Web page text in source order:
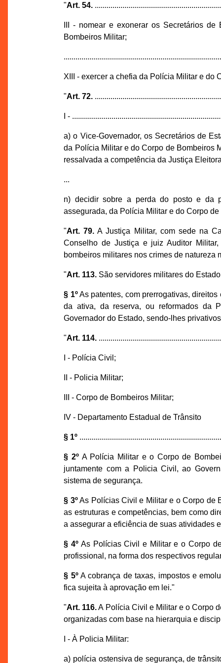
"Art. 54.
III - nomear e exonerar os Secretários
Bombeiros Militar;
XIII - exercer a chefia da Polícia Militar e do
"Art. 72.
I -
a) o Vice-Governador, os Secretários de
da Polícia Militar e do Corpo de Bombeiros
ressalvada a competência da Justiça
...
n) decidir sobre a perda do posto e da
assegurada, da Polícia Militar e do Corpo
"Art. 79. A Justiça Militar, com sede na
Conselho de Justiça e juiz Auditor
bombeiros militares nos crimes de natureza
"Art. 113. São servidores militares do
§ 1ºAs patentes, com prerrogativas,
da ativa, da reserva, ou reformados da
Governador do Estado, sendo-lhes
"Art. 114.
I - Polícia Civil;
II - Policia Militar;
III - Corpo de Bombeiros Militar;
IV - Departamento Estadual de Trânsito
§ 1º
§ 2º A Polícia Militar e o Corpo de
juntamente com a Policia Civil, ao
sistema de segurança.
§ 3ºAs Polícias Civil e Militar e o Corpo de
as estruturas e competências, bem como
a assegurar a eficiência de suas atividades
§ 4º As Polícias Civil e Militar e o Corpo
profissional, na forma dos respectivos
§ 5ºA cobrança de taxas, impostos e
fica sujeita à aprovação em lei."
"Art. 116.A Polícia Civil e Militar e o Corpo
organizadas com base na hierarquia e
I - À Policia Militar:
a) polícia ostensiva de segurança, de